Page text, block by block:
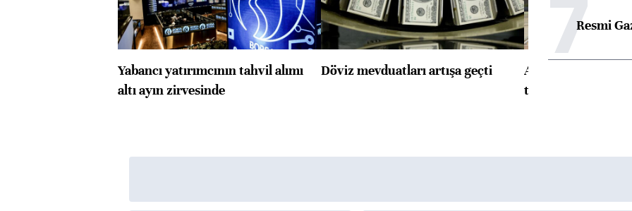
Yabancı yatırımcının tahvil alımı
altı ayın zirvesinde
Döviz mevduatları artışa geçti
ABD'de konut
toparlandı
7Resmi